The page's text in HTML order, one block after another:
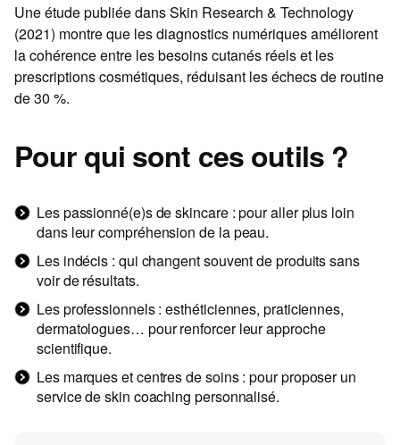
Une étude publiée dans Skin Research & Technology
(2021) montre que les diagnostics numériques améliorent
la cohérence entre les besoins cutanés réels et les
prescriptions cosmétiques, réduisant les échecs de routine
de 30 %.
Pour qui sont ces outils ?
Les passionné(e)s de skincare : pour aller plus loin
dans leur compréhension de la peau.
Les indécis : qui changent souvent de produits sans
voir de résultats.
Les professionnels : esthéticiennes, praticiennes,
dermatologues… pour renforcer leur approche
scientifique.
Les marques et centres de soins : pour proposer un
service de skin coaching personnalisé.